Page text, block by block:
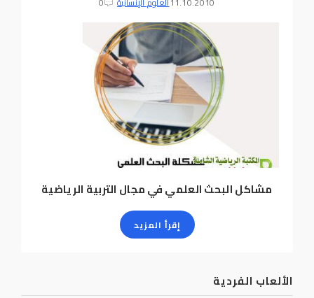
مشاكل البحث العلمي في مجال التربية الرياضية
إقرأ المزيد
الألعاب الفردية